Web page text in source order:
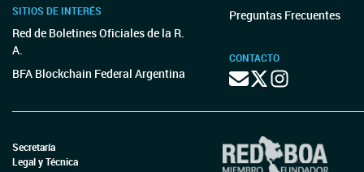
SITIOS DE INTERÉS
Red de Boletines Oficiales de la R.
A.
BFA Blockchain Federal Argentina
Preguntas Frecuentes
CONTACTO
Secretaría
Legal y Técnica